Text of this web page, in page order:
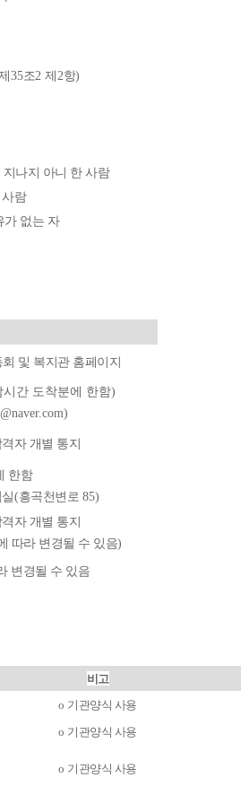
35조2제 2항)
지나지 아니 한 사람
람
가 없는 자
회 및 복지관 홈페이지
간 도착분에 한함)
자 개별 통지
한함
(흥곡천변로 85)
자 개별 통지
따라 변경될 수 있음)
변경될 수 있음
비고
o 기관양식 사용
o 기관양식 사용
o 기관양식 사용